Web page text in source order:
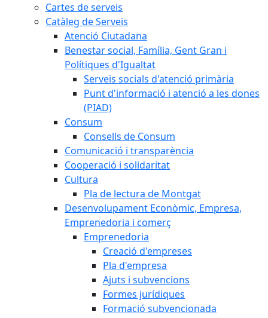
Cartes de serveis
Catàleg de Serveis
Atenció Ciutadana
Benestar social, Família, Gent Gran i
Polítiques d'Igualtat
Serveis socials d'atenció primària
Punt d'informació i atenció a les dones
(PIAD)
Consum
Consells de Consum
Comunicació i transparència
Cooperació i solidaritat
Cultura
Pla de lectura de Montgat
Desenvolupament Econòmic, Empresa,
Emprenedoria i comerç
Emprenedoria
Creació d'empreses
Pla d'empresa
Ajuts i subvencions
Formes jurídiques
Formació subvencionada